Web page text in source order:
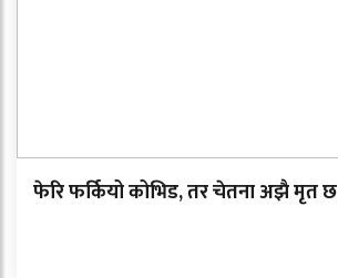
फेरि फर्कियो कोभिड, तर चेतना अझै मृत छ